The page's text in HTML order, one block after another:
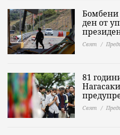
Бомбени
ден от
Свят
81
Свят